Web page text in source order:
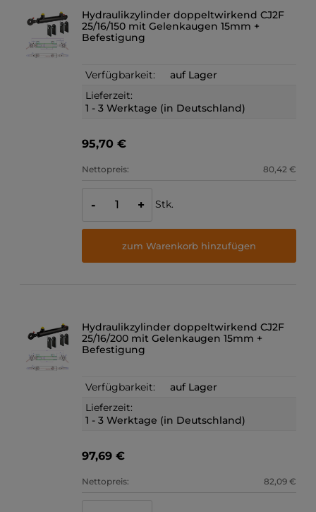
Hydraulikzylinder doppeltwirkend CJ2F
25/16/150 mit Gelenkaugen 15mm +
Befestigung
Verfügbarkeit:
auf Lager
Lieferzeit:
1 - 3 Werktage (in Deutschland)
95,70 €
Nettopreis: 80,42 €
- + Stk.
zum Warenkorb hinzufügen
Hydraulikzylinder doppeltwirkend CJ2F
25/16/200 mit Gelenkaugen 15mm +
Befestigung
Verfügbarkeit:
auf Lager
Lieferzeit:
1 - 3 Werktage (in Deutschland)
97,69 €
Nettopreis: 82,09 €